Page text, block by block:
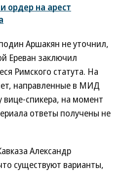
ордер на арест
Аршакян не уточнил,
Ереван заключил
Римского статута. На
направленные в МИД
спикера, на момент
ответы получены не
Александр
существуют варианты,